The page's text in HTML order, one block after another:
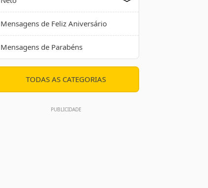
Mensagens de Feliz Aniversário
Mensagens de Parabéns
TODAS AS CATEGORIAS